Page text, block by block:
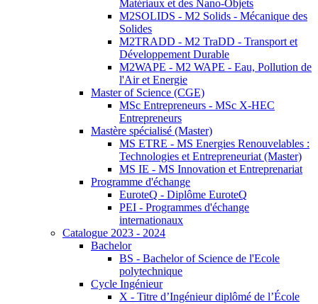
Matériaux et des Nano-Objets
M2SOLIDS - M2 Solids - Mécanique des
Solides
M2TRADD - M2 TraDD - Transport et
Développement Durable
M2WAPE - M2 WAPE - Eau, Pollution de
l'Air et Energie
Master of Science (CGE)
MSc Entrepreneurs - MSc X-HEC
Entrepreneurs
Mastère spécialisé (Master)
MS ETRE - MS Energies Renouvelables :
Technologies et Entrepreneuriat (Master)
MS IE - MS Innovation et Entreprenariat
Programme d'échange
EuroteQ - Diplôme EuroteQ
PEI - Programmes d'échange
internationaux
Catalogue 2023 - 2024
Bachelor
BS - Bachelor of Science de l'Ecole
polytechnique
Cycle Ingénieur
X - Titre d’Ingénieur diplômé de l’École